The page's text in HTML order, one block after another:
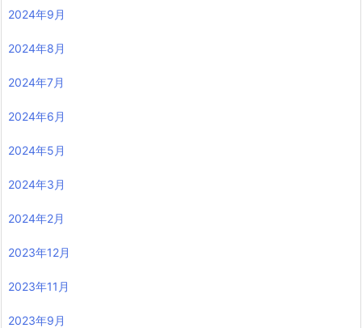
2024年9月
2024年8月
2024年7月
2024年6月
2024年5月
2024年3月
2024年2月
2023年12月
2023年11月
2023年9月